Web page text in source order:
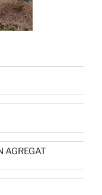
AGREGAT